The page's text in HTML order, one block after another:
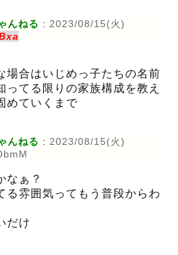
んねる : 2023/08/15(火)
場合はいじめっ子たちの名前
ってる限りの家族構成を教え
めていくまで
んねる : 2023/08/15(火)
なぁ？
る雰囲気ってもう普段からわ
だけ